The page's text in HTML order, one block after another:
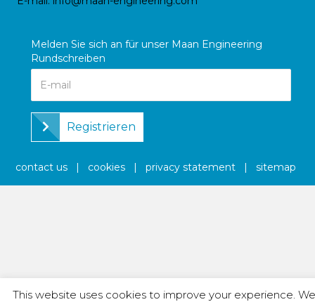
Melden Sie sich an für unser Maan Engineering
Rundschreiben
Registrieren
contact us | cookies |privacy statement |sitemap
This website uses cookies to improve your experience.